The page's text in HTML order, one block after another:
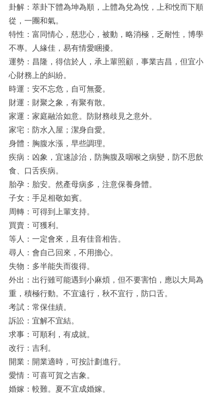
卦解：萃卦下體為坤為順，上體為兌為悅，上和悅而下順
從，一團和氣。
特性：富同情心，慈悲心，被動，略消極，乏耐性，博學
不專。人緣佳，易有情愛睏擾。
運勢：昌隆，得信於人，承上輩照顧，事業吉昌，但宜小
心財務上的糾紛。
時運：安不忘危，自可無憂。
財運：財聚之象，有聚有散。
家運：家庭融洽如意。防財務歧見之意外。
家宅：防水入屋；潔身自愛。
身體：胸腹水漲，早些調理。
疾病：凶象，宜速診治，防胸腹及咽喉之病變，防不思飲
食、口舌疾病。
胎孕：胎安。然產母病多，注意保養身體。
子女：手足相敬如賓。
周轉：可得到上輩支持。
買賣：可獲利。
等人：一定會來，且有佳音相告。
尋人：會自己回來，不用擔心。
失物：多半能失而復得。
外出：出行雖可能遇到小麻煩，但不要害怕，應以大局為
重，積極行動。不宜遠行，秋不宜行，防口舌。
考試：常保佳績。
訴訟：宜解不宜結。
求事：可順利，有成就。
改行：吉利。
開業：開業適時，可按計劃進行。
愛情：可喜可賀之吉象。
婚嫁：較難。夏不宜成婚嫁。